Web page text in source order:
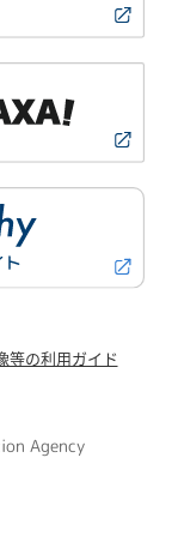
等の利用ガイド
Agency